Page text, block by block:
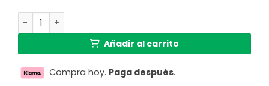
Lámpara colgante con pantalla Steinhauer Sparkled
Añadir al carrito
Compra hoy. Paga después.